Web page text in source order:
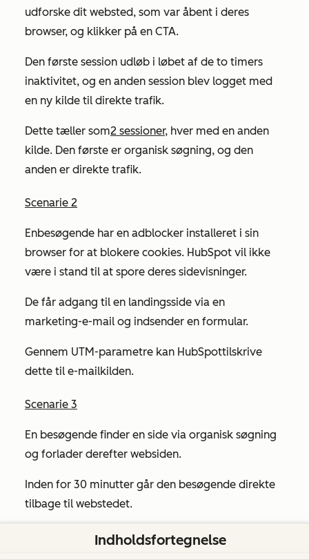
udforske dit websted, som var åbent i deres
browser, og klikker på en CTA.
Den første session udløb i løbet af de to timers
inaktivitet, og en anden session blev logget med
en ny kilde til direkte trafik.
Dette tæller som2 sessioner, hver med en anden
kilde. Den første er organisk søgning, og den
anden er direkte trafik.
Scenarie 2
Enbesøgende har en adblocker installeret i sin
browser for at blokere cookies. HubSpot vil ikke
være i stand til at spore deres sidevisninger.
De får adgang til en landingsside via en
marketing-e-mail og indsender en formular.
Gennem UTM-parametre kan HubSpottilskrive
dette til e-mailkilden.
Scenarie 3
En besøgende finder en side via organisk søgning
og forlader derefter websiden.
Inden for 30 minutter går den besøgende direkte
tilbage til webstedet.
Dette tælles som1 session , da den besøgende
Indholdsfortegnelse